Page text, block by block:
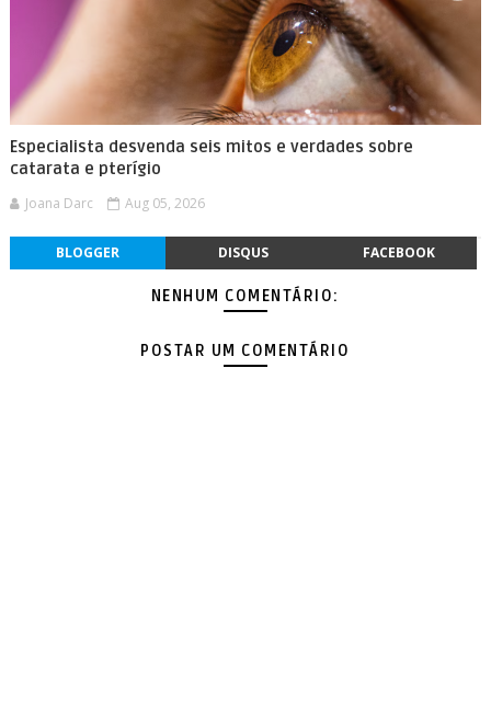
Especialista desvenda seis mitos e verdades sobre
catarata e pterígio
Joana Darc Aug 05, 2026
BLOGGER DISQUS FACEBOOK
NENHUM COMENTÁRIO:
POSTAR UM COMENTÁRIO